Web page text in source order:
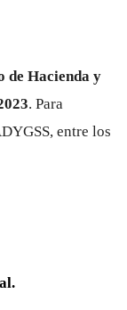
de Hacienda y
. Para
entre los